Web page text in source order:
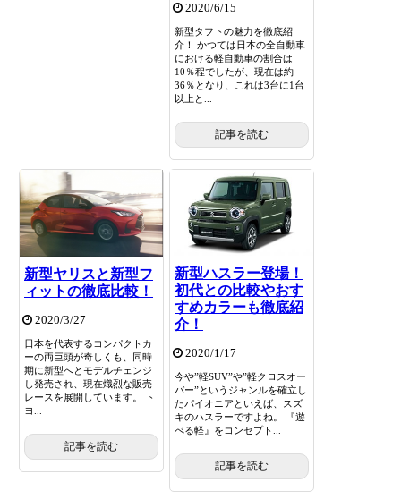
2020/6/15
新型タフトの魅力を徹底紹
介！ かつては日本の全自動車
における軽自動車の割合は
10％程でしたが、現在は約
36％となり、これは3台に1台
以上と...
記事を読む
新型ヤリスと新型フ
ィットの徹底比較！
2020/3/27
日本を代表するコンパクトカ
ーの両巨頭が奇しくも、同時
期に新型へとモデルチェンジ
し発売され、現在熾烈な販売
レースを展開しています。 ト
ヨ...
記事を読む
新型ハスラー登場！
初代との比較やおす
すめカラーも徹底紹
介！
2020/1/17
今や”軽SUV”や”軽クロスオー
バー”というジャンルを確立し
たパイオニアといえば、スズ
キのハスラーですよね。 『遊
べる軽』をコンセプト...
記事を読む